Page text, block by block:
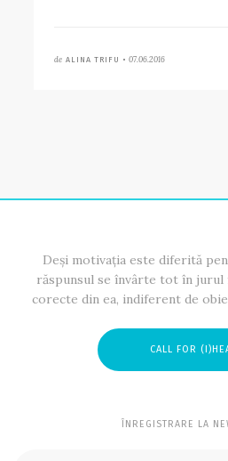
de ALINA TRIFU • 07.06.2016
Deși motivația este diferită
răspunsul se învârte tot în
corecte din ea, indiferent de
CALL FOR
ÎNREGISTRARE LA